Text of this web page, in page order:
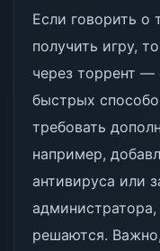
Если говорить
получить игру,
через торрент
быстрых
требовать
например,
антивируса или
решаются.